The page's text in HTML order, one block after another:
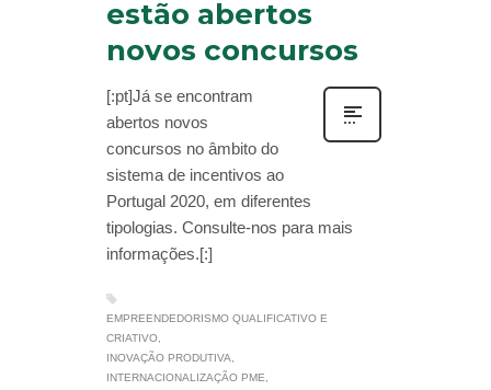
estão abertos
novos concursos
[:pt]Já se encontram
abertos novos
concursos no âmbito do
sistema de incentivos ao
Portugal 2020, em diferentes
tipologias. Consulte-nos para mais
informações.[:]
EMPREENDEDORISMO QUALIFICATIVO E
CRIATIVO
INOVAÇÃO PRODUTIVA
INTERNACIONALIZAÇÃO PME